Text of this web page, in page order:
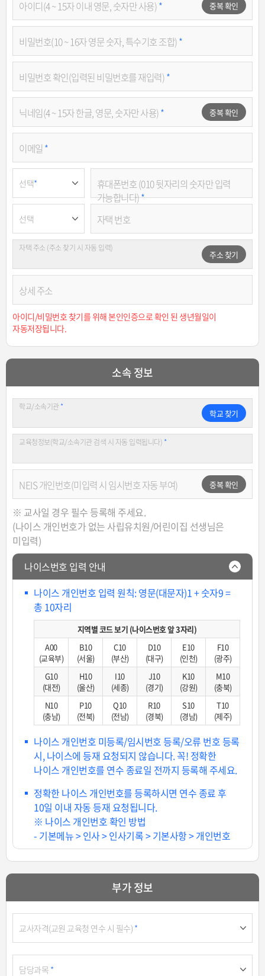
아이디(4 ~ 15자 이내 영문, 숫자만 사용)* 중복 확인
비밀번호(10 ~ 16자 영문 숫자, 특수기호 조합)*
비밀번호 확인(입력된 비밀번호를 재입력)*
닉네임(4 ~ 15자 한글, 영문, 숫자만 사용)* 중복 확인
이메일 *
선택*
휴대폰번호 (010 뒷자리의 숫자만 입력
가능합니다)*
선택 자택 번호
자택 주소 (주소 찾기 시 자동 입력)
주소 찾기
상세 주소
아이디/비밀번호 찾기를 위해 본인인증으로 확인 된 생년월일이
자동저장됩니다.
소속 정보
학교/소속기관*
학교 찾기
교육청정보(학교/소속기관 검색 시 자동 입력됩니다) *
NEIS 개인번호(미입력 시 임시번호 자동 부여) 중복 확인
※ 교사일 경우 필수 등록해 주세요.
(나이스 개인번호가 없는 사립유치원/어린이집 선생님은
미입력)
나이스번호 입력 안내
나이스 개인번호 입력 원칙: 영문(대문자)1 + 숫자9 =
총 10자리
지역별 코드 보기 (나이스번호 앞 3자리)
A00
(교육부)
B10
(서울)
C10
(부산)
D10
(대구)
E10
(인천)
F10
(광주)
G10
(대전)
H10
(울산)
I10
(세종)
J10
(경기)
K10
(강원)
M10
(충북)
N10
(충남)
P10
(전북)
Q10
(전남)
R10
(경북)
S10
(경남)
T10
(제주)
나이스 개인번호 미등록/임시번호 등록/오류 번호 등록
시, 나이스에 등재 요청되지 않습니다. 꼭! 정확한
나이스 개인번호를 연수 종료일 전까지 등록해 주세요.
정확한 나이스 개인번호를 등록하시면 연수 종료 후
10일 이내 자동 등재 요청됩니다.
※ 나이스 개인번호 확인 방법
- 기본메뉴 > 인사 > 인사기록 > 기본사항 > 개인번호
부가 정보
교사자격(교원 교육청 연수 시 필수) *
담당과목 *